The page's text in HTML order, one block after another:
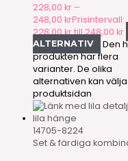
228,00 kr –
248,00 krPrisintervall:
228,00 kr till 248,00 kr
ALTERNATIV
Den
produkten har flera
varianter. De olika
alternativen kan
produktsidan
14705-8224
Set & färdiga